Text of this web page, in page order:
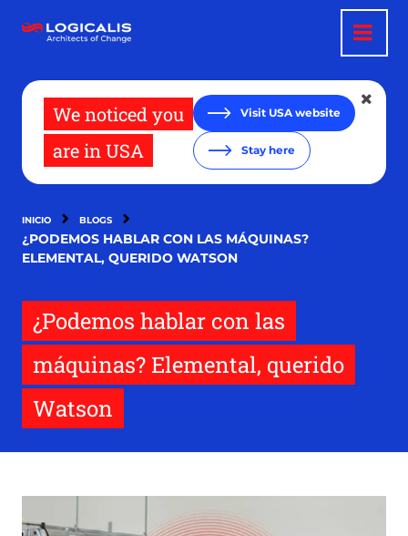
contenido
We noticed you
are in USA
Visit USA website
Stay here
INICIO BLOGS
¿PODEMOS HABLAR CON LAS MÁQUINAS?
ELEMENTAL, QUERIDO WATSON
¿Podemos hablar con las
máquinas? Elemental, querido
Watson